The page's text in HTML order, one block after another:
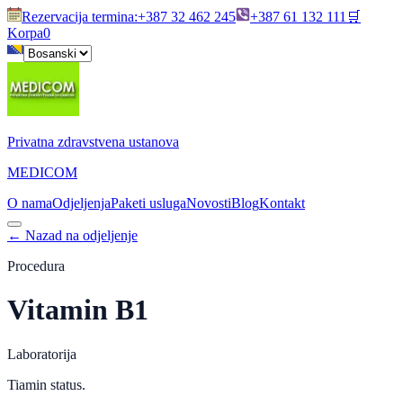
Rezervacija termina:+387 32 462 245 +387 61 132 111 🛒
Korpa0
Privatna zdravstvena ustanova
MEDICOM
O namaOdjeljenjaPaketi uslugaNovostiBlogKontakt
← Nazad na odjeljenje
Procedura
Vitamin B1
Laboratorija
Tiamin status.